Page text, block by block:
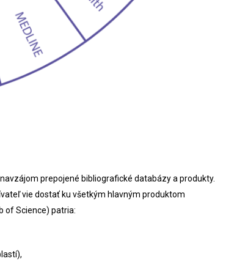
prepojené bibliografické databázy a produkty.
vie dostať ku všetkým hlavným produktom
of Science) patria: